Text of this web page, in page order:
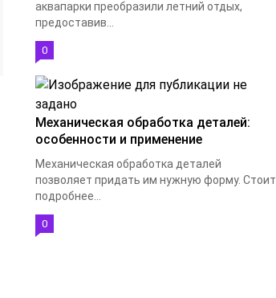
аквапарки преобразили летний отдых,
предоставив...
0
Механическая обработка деталей:
особенности и применение
Механическая обработка деталей
позволяет придать им нужную форму. Стоит
подробнее...
0